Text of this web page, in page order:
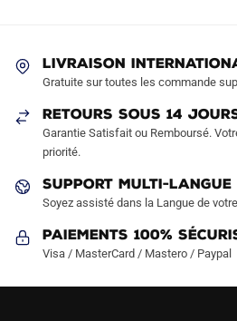
LIVRAISON
Gratuite sur toutes les commande
RETOURS SOUS 14
Garantie Satisfait ou Remboursé.
priorité.
SUPPORT MULTI-LANGUE
Soyez assisté dans la Langue de
Paiements 100%
Visa / MasterCard / Mastero / Paypal